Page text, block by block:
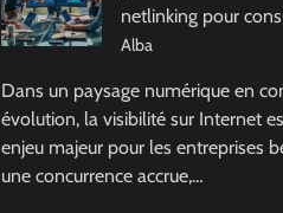
netlinking pour
Alba
Dans un paysage numérique en
évolution, la visibilité sur Internet
enjeu majeur pour les entreprises
une concurrence accrue,…